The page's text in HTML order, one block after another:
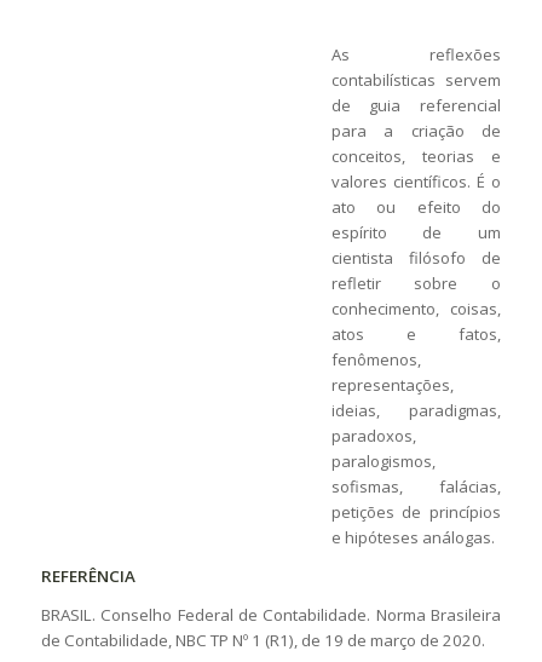
As reflexões
contabilísticas servem
de guia referencial
para a criação de
conceitos, teorias e
valores científicos. É o
ato ou efeito do
espírito de um
cientista filósofo de
refletir sobre o
conhecimento, coisas,
atos e fatos,
fenômenos,
representações,
ideias, paradigmas,
paradoxos,
paralogismos,
sofismas, falácias,
petições de princípios
e hipóteses análogas.
REFERÊNCIA
BRASIL. Conselho Federal de Contabilidade. Norma Brasileira
de Contabilidade, NBC TP Nº 1 (R1), de 19 de março de 2020.